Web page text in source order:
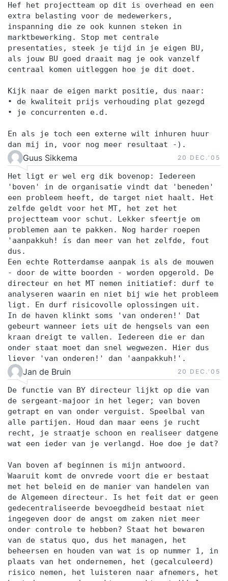
Hef het projectteam op dit is overhead en een
extra belasting voor de medewerkers,
inspanning die ze ook kunnen steken in
marktbewerking. Stop met centrale
presentaties, steek je tijd in je eigen BU,
als jouw BU goed draait mag je ook vanzelf
centraal komen uitleggen hoe je dit doet.
Kijk naar de eigen markt positie, dus naar:
• de kwaliteit prijs verhouding plat gezegd
• je concurrenten e.d.
En als je toch een externe wilt inhuren huur
dan mij in, voor nog meer resultaat -).
Guus Sikkema 20 DEC.‘05
Het ligt er wel erg dik bovenop: Iedereen
'boven' in de organisatie vindt dat 'beneden'
een probleem heeft, de target niet haalt. Het
zelfde geldt voor het MT, het zet het
projectteam voor schut. Lekker sfeertje om
problemen aan te pakken. Nog harder roepen
'aanpakkuh! ís dan meer van het zelfde, fout
dus.
Een echte Rotterdamse aanpak is als de mouwen
- door de witte boorden - worden opgerold. De
directeur en het MT nemen initiatief: durf te
analyseren waarin en niet bij wie het probleem
ligt. En durf risicovolle oplossingen uit.
In de haven klinkt soms 'van onderen!' Dat
gebeurt wanneer iets uit de hengsels van een
kraan dreigt te vallen. Iedereen die er dan
onder staat moet dan snel wegwezen. Hier dus
liever 'van onderen!' dan 'aanpakkuh!'.
Jan de Bruin 20 DEC.‘05
De functie van BY directeur lijkt op die van
de sergeant-majoor in het leger; van boven
getrapt en van onder verguist. Speelbal van
alle partijen. Houd dan maar eens je rucht
recht, je straatje schoon en realiseer datgene
wat een ieder van je verlangd. Hoe doe je dat?
Van boven af beginnen is mijn antwoord.
Waaruit komt de onvrede voort die er bestaat
met het beleid en de manier van handelen van
de Algemeen directeur. Is het feit dat er geen
gedecentraliseerde bevoegdheid bestaat niet
ingegeven door de angst om zaken niet meer
onder controle te hebben? Staat het bewaren
van de status quo, dus het managen, het
beheersen en houden van wat is op nummer 1, in
plaats van het ondernemen, het (gecalculeerd)
risico nemen, het luisteren naar afnemers, het